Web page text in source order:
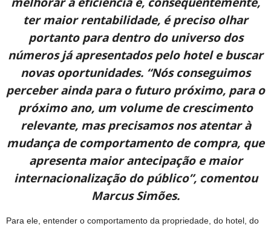
ter maior rentabilidade, é preciso olhar
portanto para dentro do universo dos
números já apresentados pelo hotel e buscar
novas oportunidades. “Nós conseguimos
perceber ainda para o futuro próximo, para o
próximo ano, um volume de crescimento
relevante, mas precisamos nos atentar à
mudança de comportamento de compra, que
apresenta maior antecipação e maior
internacionalização do público”, comentou
Marcus Simões.
Para ele, entender o comportamento da propriedade, do hotel, do